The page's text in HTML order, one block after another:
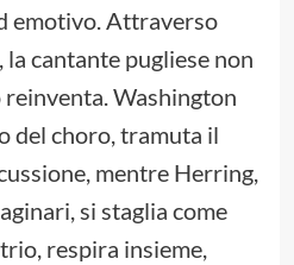
emotivo. Attraverso
la cantante pugliese non
reinventa. Washington
del choro, tramuta il
mentre Herring,
si staglia come
respira insieme,